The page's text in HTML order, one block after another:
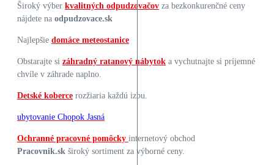
Široký výber kvalitných odpudzovačov za bezkonkurenčné ceny
nájdete na odpudzovace.sk
Najlepšie domáce meteostanice
Obstarajte si záhradný ratanový nábytok a vychutnajte si príjemné
chvíle v záhrade naplno.
Detské koberce rozžiaria každú izbu.
ubytovanie Chopok Jasná
Ochranné pracovné pomôcky internetový obchod
Pracovnik.sk široký sortiment za výborné ceny.